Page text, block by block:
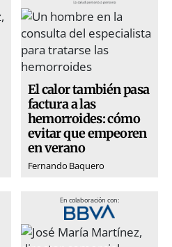
El calor también pasa
factura a las
hemorroides: cómo
evitar que empeoren
en verano
Fernando Baquero
En colaboración con: